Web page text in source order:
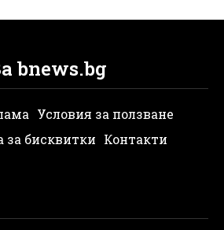
bnews.bg
Условия за ползване
за бисквитки Контакти